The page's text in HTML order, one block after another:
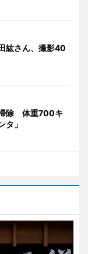
紘さん、撮影40
除 体重700キ
タ」